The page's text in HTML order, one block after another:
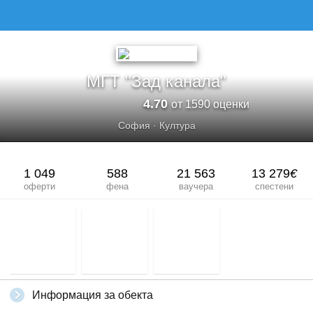
МГТ "Зад канала"
4.70от 1590 оценки
София· Култура
1 049
оферти
588
фена
21 563
ваучера
13 279€
спестени
Информация за обекта